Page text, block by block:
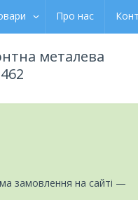
Про нас
металева
замовлення на сайті —